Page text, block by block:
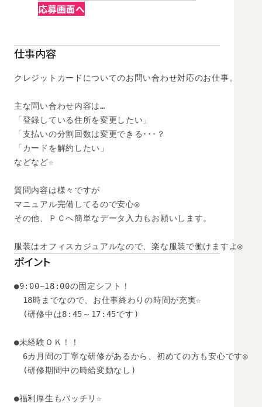
応募画面へ
仕事内容
クレジットカードについてのお問い合わせ対応のお仕事。
主な問い合わせ内容は…
「登録している住所を変更したい」
「支払いの分割回数は変更できる･･･？
「カードを解約したい」
などなど☆
質問内容は様々ですが
マニュアル完備してるので安心◎
その他、ＰＣへ簡単なデータ入力もお願いします。
服装はオフィスカジュアルなので、楽な服装で働けますよ◎
ポイント
●9:00~18:00の固定シフト！
18時までなので、お仕事終わりの時間が充実☆
(研修中は8:45～17:45です)
●未経験ＯＫ！！
6カ月間の丁寧な研修があるから、初めての方も安心です◎
(研修期間中の時給変動なし)
●福利厚生もバッチリ☆